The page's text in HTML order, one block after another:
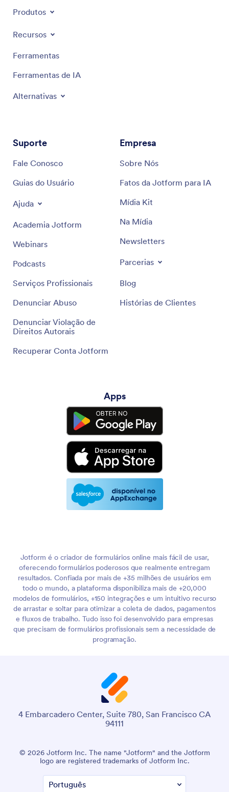
Produtos
Recursos
Ferramentas
Ferramentas de IA
Alternativas
Suporte
Fale Conosco
Guias do Usuário
Ajuda
Academia Jotform
Webinars
Podcasts
Serviços Profissionais
Denunciar Abuso
Denunciar Violação de
Direitos Autorais
Recuperar Conta Jotform
Empresa
Sobre Nós
Fatos da Jotform para IA
Mídia Kit
Na Mídia
Newsletters
Parcerias
Blog
Histórias de Clientes
Apps
Jotform é o criador de formulários online mais fácil de usar,
oferecendo formulários poderosos que realmente entregam
resultados. Confiada por mais de +35 milhões de usuários em
todo o mundo, a plataforma disponibiliza mais de +20,000
modelos de formulários, +150 integrações e um intuitivo recurso
de arrastar e soltar para otimizar a coleta de dados, pagamentos
e fluxos de trabalho. Tudo isso foi desenvolvido para empresas
que precisam de formulários profissionais sem a necessidade de
programação.
4 Embarcadero Center, Suite 780, San Francisco CA
94111
© 2026 Jotform Inc. The name "Jotform" and the Jotform
logo are registered trademarks of Jotform Inc.